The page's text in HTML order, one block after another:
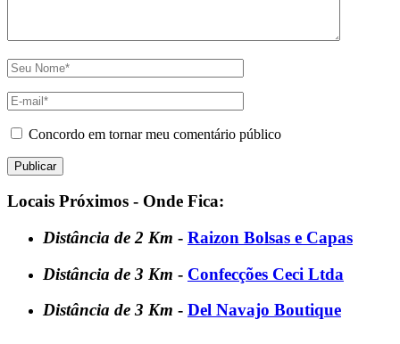
Concordo em tornar meu comentário público
Locais Próximos - Onde Fica:
Distância de 2 Km - Raizon Bolsas e Capas
Distância de 3 Km - Confecções Ceci Ltda
Distância de 3 Km - Del Navajo Boutique